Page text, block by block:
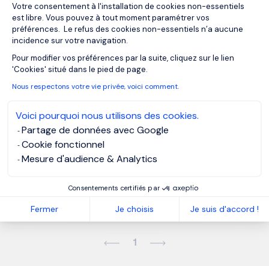
Votre consentement à l'installation de cookies non-essentiels
est libre. Vous pouvez à tout moment paramétrer vos
préférences. Le refus des cookies non-essentiels n’a aucune
incidence sur votre navigation.
Pour modifier vos préférences par la suite, cliquez sur le lien
'Cookies' situé dans le pied de page.
Nous respectons votre vie privée, voici comment.
Voici pourquoi nous utilisons des cookies.
Partage de données avec Google
Cookie fonctionnel
Mesure d'audience & Analytics
Consentements certifiés par
Fermer Je choisis Je suis d'accord !
acteur international de premier plan dans l’univers
des télécommunications dans la recherche de son
futur Directeur des Achats Internationaux Réseaux
Télécoms . Dans un contexte de transformation et
d’enjeux technologiques majeurs, vous prenez en
charge un périmètre...
Je postule
1